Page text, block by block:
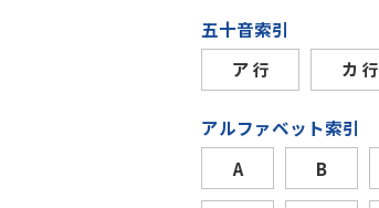
五十音索引
ア行 カ 行
アルファベット索引
A
B